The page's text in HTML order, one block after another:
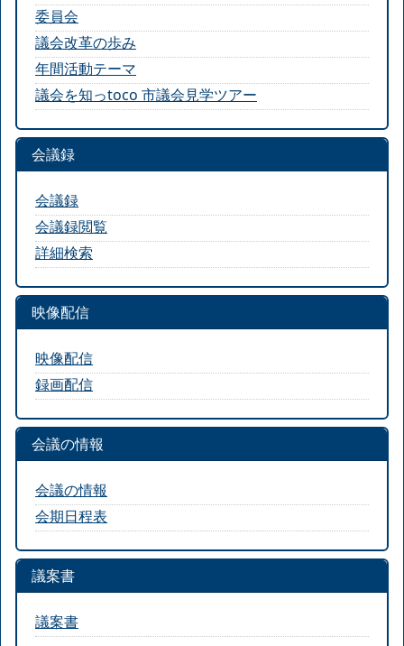
委員会
議会改革の歩み
年間活動テーマ
議会を知っtoco 市議会見学ツアー
会議録
会議録
会議録閲覧
詳細検索
映像配信
映像配信
録画配信
会議の情報
会議の情報
会期日程表
議案書
議案書